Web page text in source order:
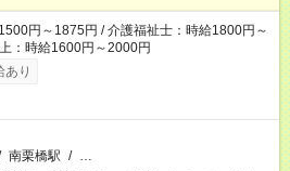
円～1875円 / 介護福祉士：時給1800円～
：時給1600円～2000円
あり
南栗橋駅 / …